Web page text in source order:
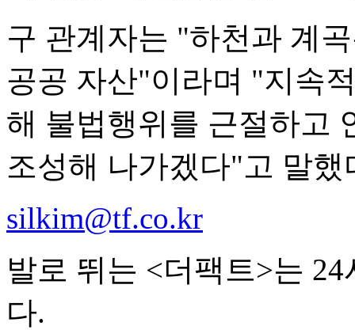
구 관계자는 "하천과 계
공공 자산"이라며 "지속
해 불법행위를 근절하고
조성해 나가겠다"고 말했
silkim@tf.co.kr
발로 뛰는 <더팩트>는
다.